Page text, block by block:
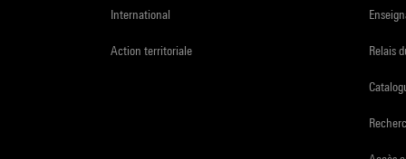
International
Action territoriale Relais